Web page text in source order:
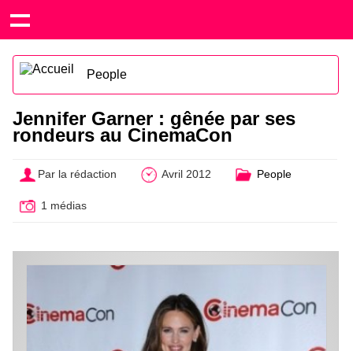
People
Jennifer Garner : gênée par ses
rondeurs au CinemaCon
Par la rédaction Avril 2012 People
1 médias